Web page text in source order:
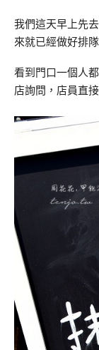
我們這天早上先
來就已經做好排
看到門口一個人
店詢問，店員直